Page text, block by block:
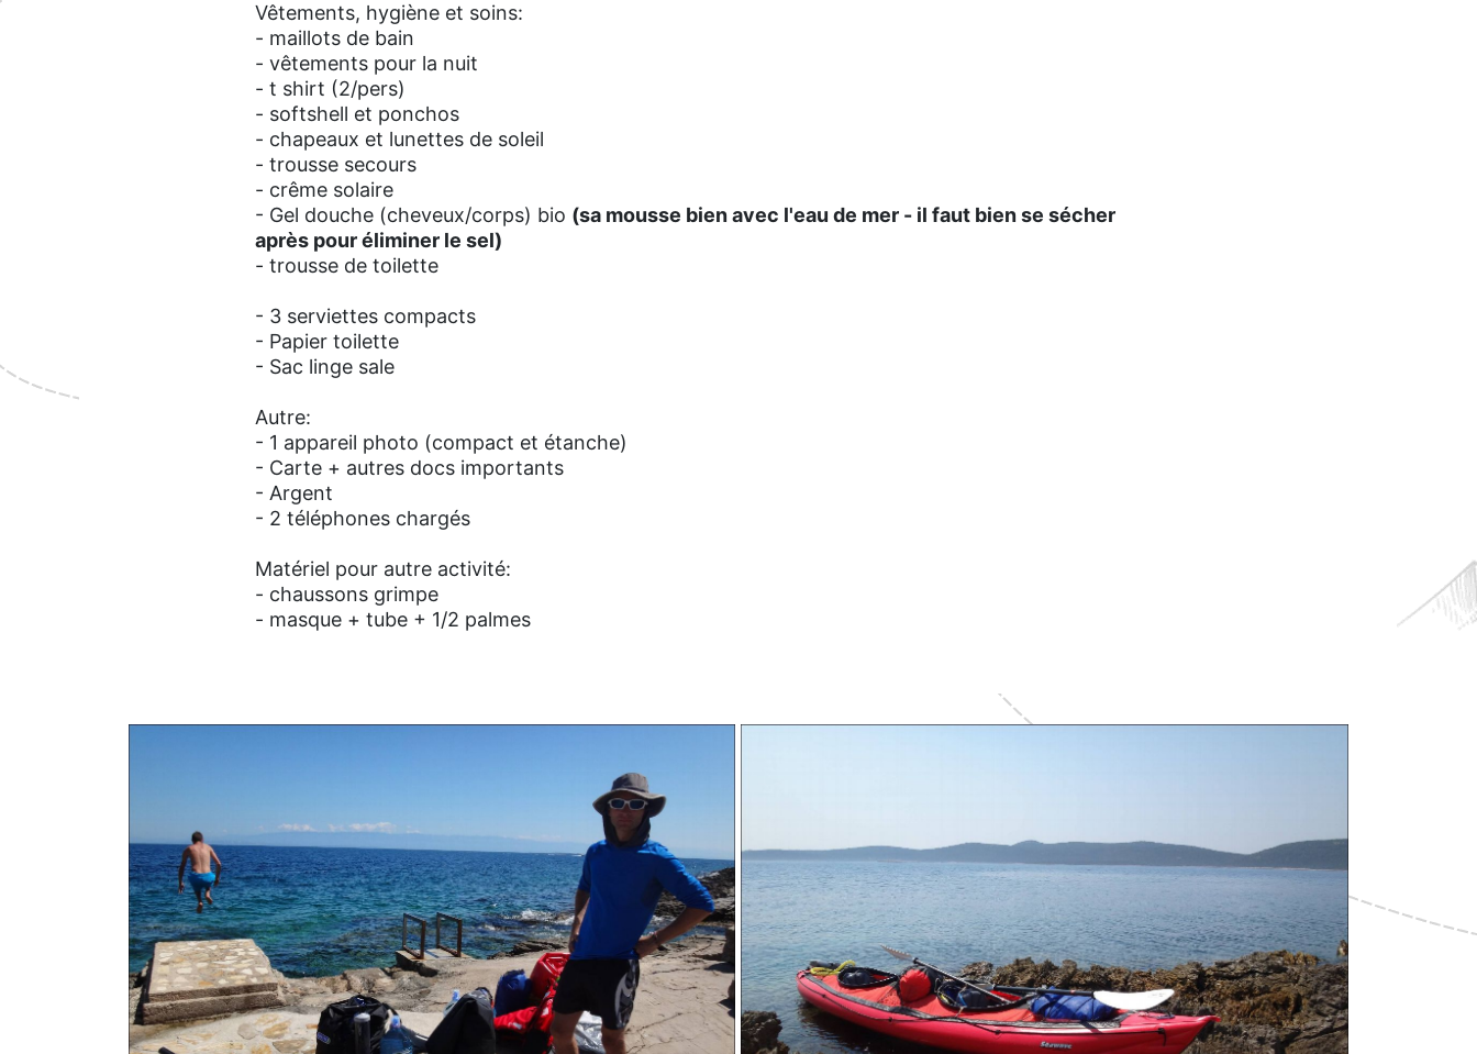
Vêtements, hygiène et soins:
- maillots de bain
- vêtements pour la nuit
- t shirt (2/pers)
- softshell et ponchos
- chapeaux et lunettes de soleil
- trousse secours
- crême solaire
- Gel douche (cheveux/corps) bio (sa mousse bien avec l'eau de mer - il faut bien se sécher
après pour éliminer le sel)
- trousse de toilette
- 3 serviettes compacts
- Papier toilette
- Sac linge sale
Autre:
- 1 appareil photo (compact et étanche)
- Carte + autres docs importants
- Argent
- 2 téléphones chargés
Matériel pour autre activité:
- chaussons grimpe
- masque + tube + 1/2 palmes